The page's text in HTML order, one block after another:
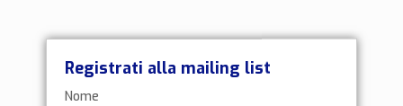
Registrati alla mailing list
Nome